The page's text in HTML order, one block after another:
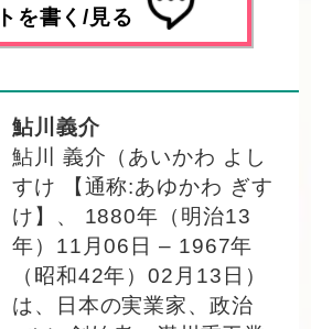
を書く/見る
鮎川義介
鮎川 義介（あいかわ よし
すけ 【通称:あゆかわ ぎす
け】、 1880年（明治13
年）11月06日 – 1967年
（昭和42年）02月13日）
は、日本の実業家、政治